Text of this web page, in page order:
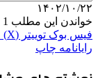
۱۴۰۲/۱۰/۲۲
خواندن این مطلب 1 دقیقه زمان میبرد
فیس بوک توییتر (X)
رایانامه چاپ